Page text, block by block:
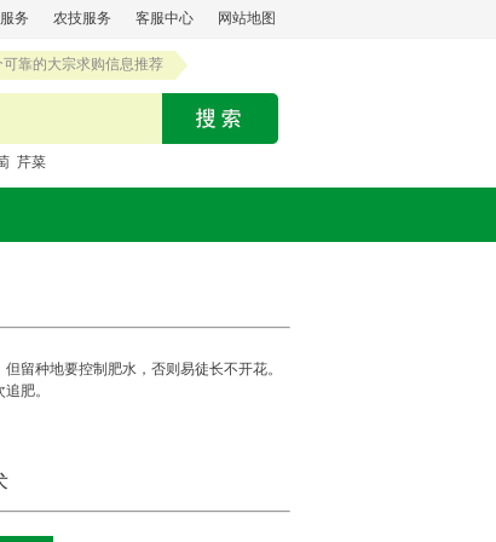
务 农技服务 客服中心 网站地图
可靠的大宗求购信息推荐
芹菜
留种地要控制肥水，否则易徒长不开花。
肥。